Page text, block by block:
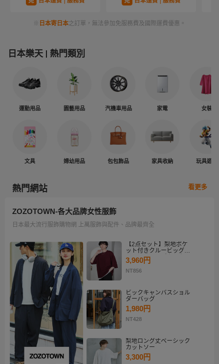
※ 日本寄日本之訂單，無法參加免服務費及國際運費優惠。
日本樂天 熱門類別
運動用品 園藝用品 汽機車用品 家電 女裝
文具 婦幼用品 包包飾品 家具收納 玩具遊戲
熱門網站 看更多
ZOZOTOWN-各大品牌女性服飾
日本最大流行服飾購物網 上萬服飾與配件、品牌最齊全
【2点セット】梨地ポケ
ット付きクルービッグT
シャツ＆ロングタンクト
ップアンサンブルセット
3,960円
NT856
ビックキャンバスショル
ダーバッグ
1,980円
NT428
梨地ロング丈ベーシック
カットソー
3,300円